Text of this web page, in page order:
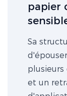
papier
Sa
plusieurs
et un